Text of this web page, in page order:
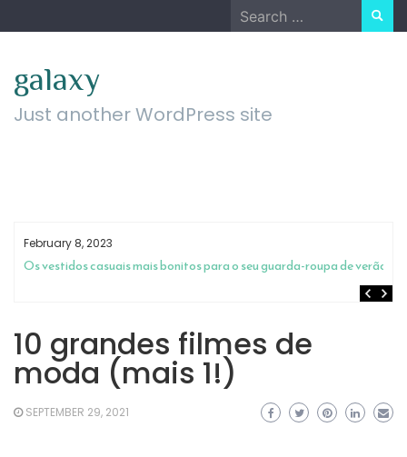
to
Search
for:
galaxy
Just another WordPress site
February 8, 2023
Os vestidos casuais mais bonitos para o seu guarda-roupa de verão
10 grandes filmes de
moda (mais 1!)
SEPTEMBER 29, 2021